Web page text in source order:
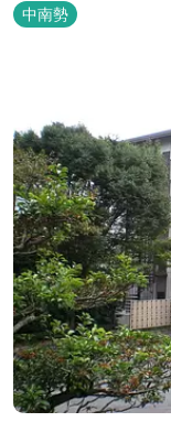
楽しめます。お料理
テーマとしたふるさ
中南勢